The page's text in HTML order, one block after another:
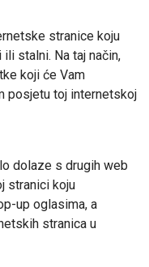
stranice koju
stalni. Na taj način,
koji će Vam
posjetu toj internetskoj
dolaze s drugih web
stranici koju
up oglasima, a
stranica u